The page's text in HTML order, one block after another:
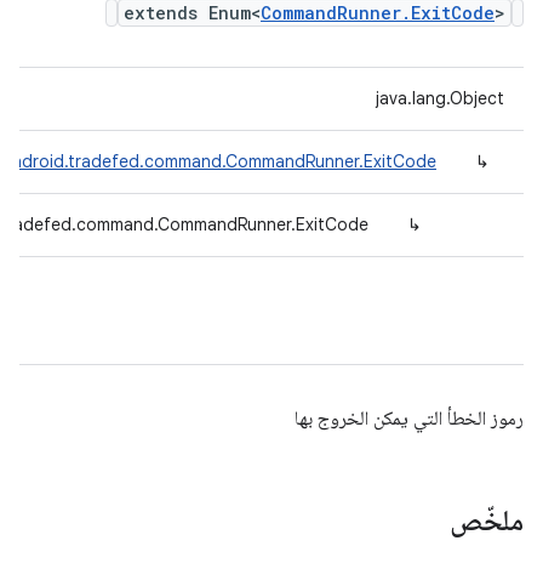
extends Enum<CommandRunner.ExitCode>
java.lang.Object
↳
↳
رموز الخطأ التي يمكن الخروج بها
ملخّص